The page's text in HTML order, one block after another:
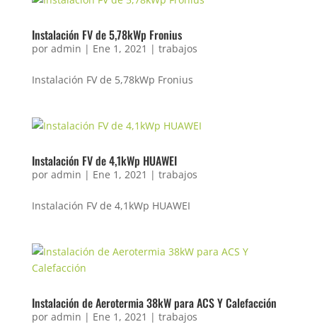
Instalación FV de 5,78kWp Fronius
por admin | Ene 1, 2021 | trabajos
Instalación FV de 5,78kWp Fronius
Instalación FV de 4,1kWp HUAWEI
por admin | Ene 1, 2021 | trabajos
Instalación FV de 4,1kWp HUAWEI
Instalación de Aerotermia 38kW para ACS Y Calefacción
por admin | Ene 1, 2021 | trabajos